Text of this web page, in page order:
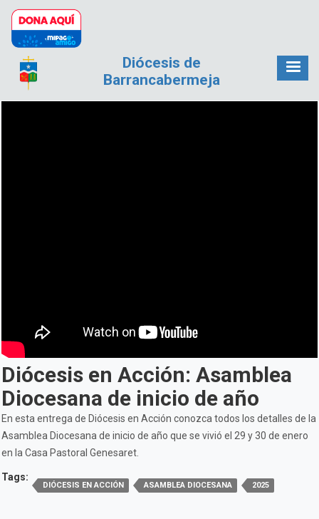
Pasar al contenido principal
Diócesis de
Barrancabermeja
Diócesis en Acción: Asamblea
Diocesana de inicio de año
En esta entrega de Diócesis en Acción conozca todos los detalles de la
Asamblea Diocesana de inicio de año que se vivió el 29 y 30 de enero
en la Casa Pastoral Genesaret.
Tags:
DIÓCESIS EN ACCIÓN ASAMBLEA DIOCESANA 2025